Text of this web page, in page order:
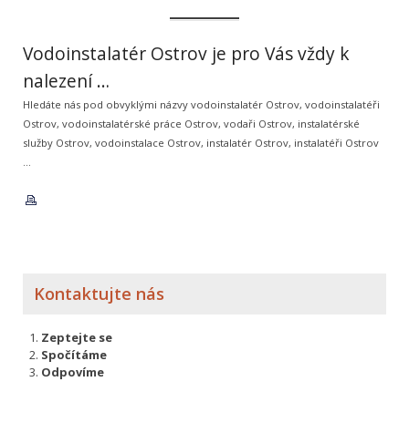
Vodoinstalatér Ostrov je pro Vás vždy k
nalezení …
Hledáte nás pod obvyklými názvy vodoinstalatér Ostrov, vodoinstalatéři
Ostrov, vodoinstalatérské práce Ostrov, vodaři Ostrov, instalatérské
služby Ostrov, vodoinstalace Ostrov, instalatér Ostrov, instalatéři Ostrov
Kontaktujte nás
Zeptejte se
Spočítáme
Odpovíme